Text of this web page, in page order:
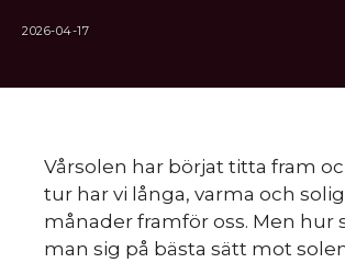
2026-04-17
Vårsolen har börjat titta fram
tur har vi långa, varma och
månader framför oss. Men hur
man sig på bästa sätt mot